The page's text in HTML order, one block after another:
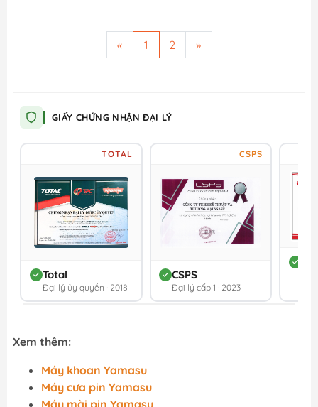
« 1 2 »
GIẤY CHỨNG NHẬN ĐẠI LÝ
TOTAL
Total
Đại lý ủy quyền · 2018
CSPS
CSPS
Đại lý cấp 1 · 2023
Xem thêm:
Máy khoan Yamasu
Máy cưa pin Yamasu
Máy mài pin Yamasu